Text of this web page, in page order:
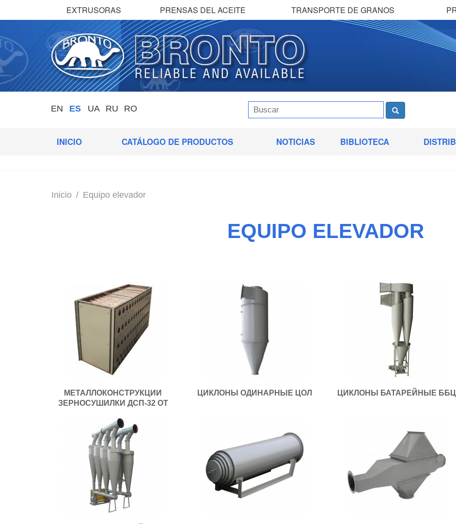
EXTRUSORAS PRENSAS DEL ACEITE TRANSPORTE DE GRANOS
EN ES UA RU RO
INICIO CATÁLOGO DE PRODUCTOS NOTICIAS BIBLIOTECA
Inicio / Equipo elevador
EQUIPO ELEVADOR
МЕТАЛЛОКОНСТРУКЦИИ
ЗЕРНОСУШИЛКИ ДСП-32 ОТ
ЦИКЛОНЫ ОДИНАРНЫЕ ЦОЛ ЦИКЛОНЫ БАТАРЕЙНЫЕ ББЦ